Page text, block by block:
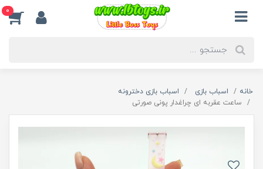
0
خانه اسباب بازی
اسباب بازی دخترونه
ساعت عقربه ای چراغدار پونی صورتی